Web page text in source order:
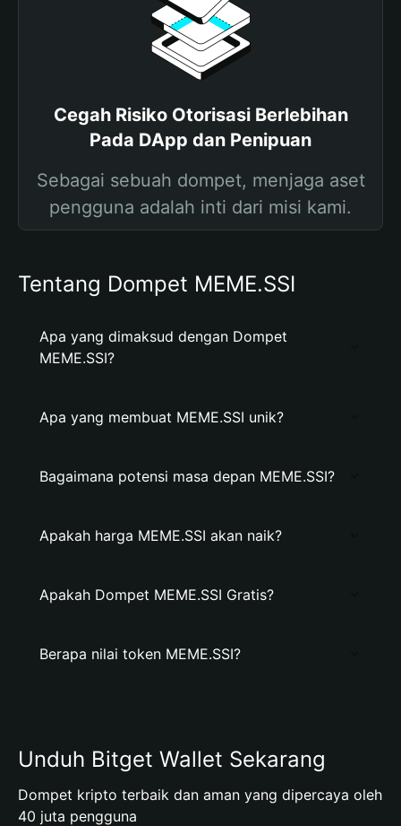
Cegah Risiko Otorisasi Berlebihan
Pada DApp dan Penipuan
Sebagai sebuah dompet, menjaga aset
pengguna adalah inti dari misi kami.
Tentang Dompet MEME.SSI
Apa yang dimaksud dengan Dompet
MEME.SSI?
Apa yang membuat MEME.SSI unik?
Bagaimana potensi masa depan MEME.SSI?
Apakah harga MEME.SSI akan naik?
Apakah Dompet MEME.SSI Gratis?
Berapa nilai token MEME.SSI?
Unduh Bitget Wallet Sekarang
Dompet kripto terbaik dan aman yang dipercaya oleh
40 juta pengguna